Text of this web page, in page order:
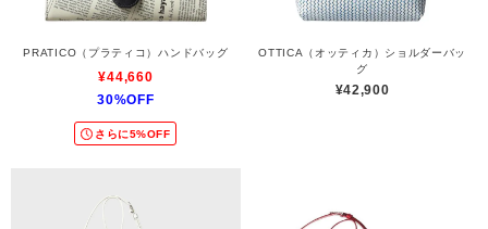
PRATICO（プラティコ）ハンドバッグ
¥44,660
30%OFF
さらに5%OFF
OTTICA（オッティカ）ショルダーバッ
グ
¥42,900